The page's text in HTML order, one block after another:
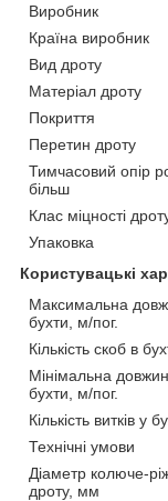
Виробник
Країна виробник
Вид дроту
Матеріал дроту
Покриття
Перетин дроту
Тимчасовий опір
більш
Клас міцності
Упаковка
Користувацькі
Максимальна
бухти, м/пог.
Кількість скоб в
Мінімальна
бухти, м/пог.
Кількість витків у
Технічні умови
Діаметр колюче-
дроту, мм